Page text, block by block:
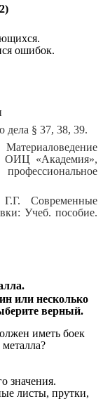
ошибок.
§ 37, 38, 39.
ОИЦ «Академия»,
Учеб. пособие.
или несколько
верный.
иметь боек
значения.
листы, прутки,